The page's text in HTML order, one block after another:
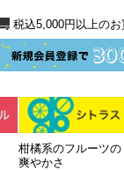
当社負担
税込5,000円以上の
柑橘系のフルーツの
爽やかさ